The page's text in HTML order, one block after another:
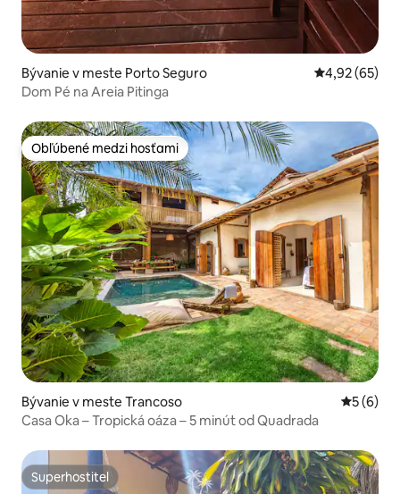
Bývanie v meste Porto Seguro Priemerné
4,92 (65)
Dom Pé na Areia Pitinga
Obľúbené medzi hosťami
Obľúbené medzi hosťami
Bývanie v meste Trancoso
5 (6)
Casa Oka – Tropická oáza – 5 minút od Quadrada
Superhostiteľ
Superhostiteľ